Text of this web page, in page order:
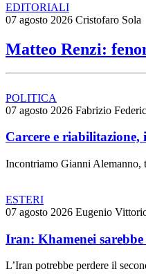
EDITORIALI
07 agosto 2026 Cristofaro Sola
Matteo Renzi:
POLITICA
07 agosto 2026 Fabrizio
Carcere e
Incontriamo Gianni Alemanno,
ESTERI
07 agosto 2026 Eugenio
Iran: Khamenei
L’Iran potrebbe perdere il